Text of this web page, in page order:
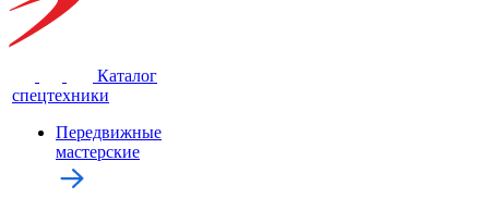
Каталог
спецтехники
Передвижные
мастерские